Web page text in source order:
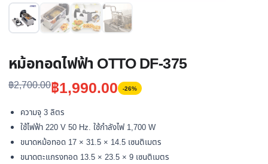
หม้อทอดไฟฟ้า OTTO DF-375
฿2,700.00
Original
price
was:
฿2,700.00.
฿1,990.00
Current
price
is:
฿1,990.00.
-26%
ความจุ 3 ลิตร
ใช้ไฟฟ้า 220 V 50 Hz. ใช้กำลังไฟ 1,700 W
ขนาดหม้อทอด 17 × 31.5 × 14.5 เซนติเมตร
ขนาดตะแกรงทอด 13.5 × 23.5 × 9 เซนติเมตร